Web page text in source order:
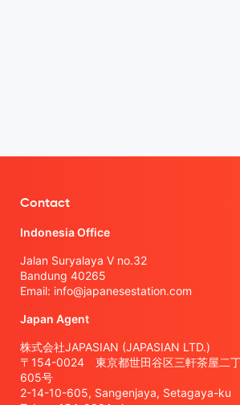
Contact
Indonesia Office
Jalan Suryalaya V no.32
Bandung 40265
Email: info@japanesestation.com
Japan Agent
株式会社JAPASIAN (JAPASIAN LTD.)
〒154-0024 東京都世田谷区三軒茶屋二
605号
2-14-10-605, Sangenjaya, Setagaya-ku